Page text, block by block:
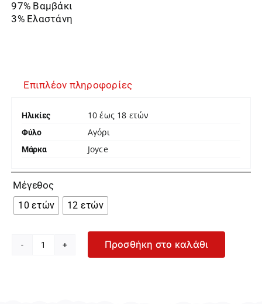
97% Βαμβάκι
3% Ελαστάνη
Επιπλέον πληροφορίες
Ηλικίες 10 έως 18 ετών
Φύλο Αγόρι
Μάρκα Joyce
Μέγεθος
10 ετών 12 ετών
Joyce
Προσθήκη στο καλάθι